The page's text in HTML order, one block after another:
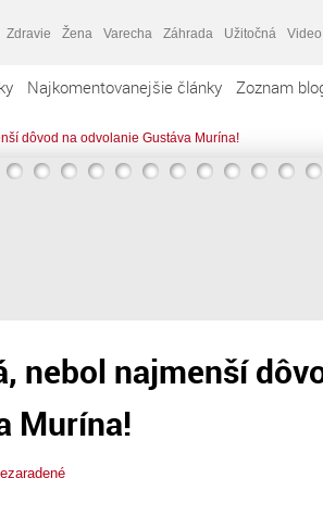
Zdravie Žena Varecha Záhrada Užitočná Video
Najkomentovanejšie články Zoznam
dôvod na odvolanie Gustáva Murína!
nebol najmenší
Murína!